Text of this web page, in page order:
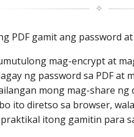
✧
PDF gamit ang password
mag-encrypt at
ng password sa PDF
mong mag-share
ito diretso sa browser,
itong gamitin para